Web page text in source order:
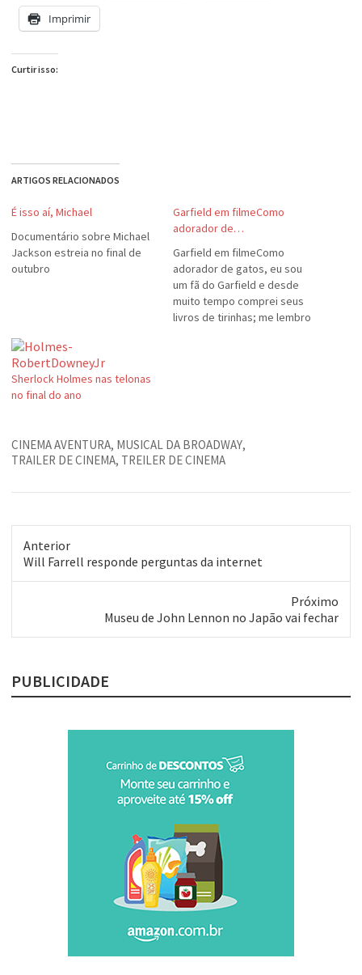
Imprimir
Curtir isso:
ARTIGOS RELACIONADOS
É isso aí, Michael
Documentário sobre Michael
Jackson estreia no final de
outubro
Garfield em filmeComo
adorador de…
Garfield em filmeComo
adorador de gatos, eu sou
um fã do Garfield e desde
muito tempo comprei seus
livros de tirinhas; me lembro
Sherlock Holmes nas telonas
no final do ano
CINEMA AVENTURA, MUSICAL DA BROADWAY,
TRAILER DE CINEMA, TREILER DE CINEMA
Anterior
Post
anterior:
Will Farrell responde perguntas da internet
Próximo
post:
Museu de John Lennon no Japão vai fechar
PUBLICIDADE